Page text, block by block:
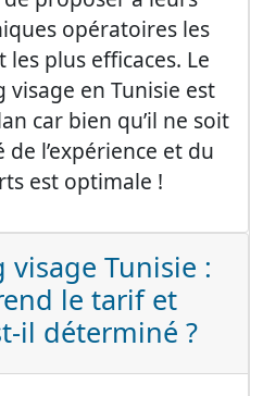
opératoires les
plus efficaces. Le
visage en Tunisie est
car bien qu’il ne soit
l’expérience et du
est optimale !
Tunisie :
le tarif et
il déterminé ?